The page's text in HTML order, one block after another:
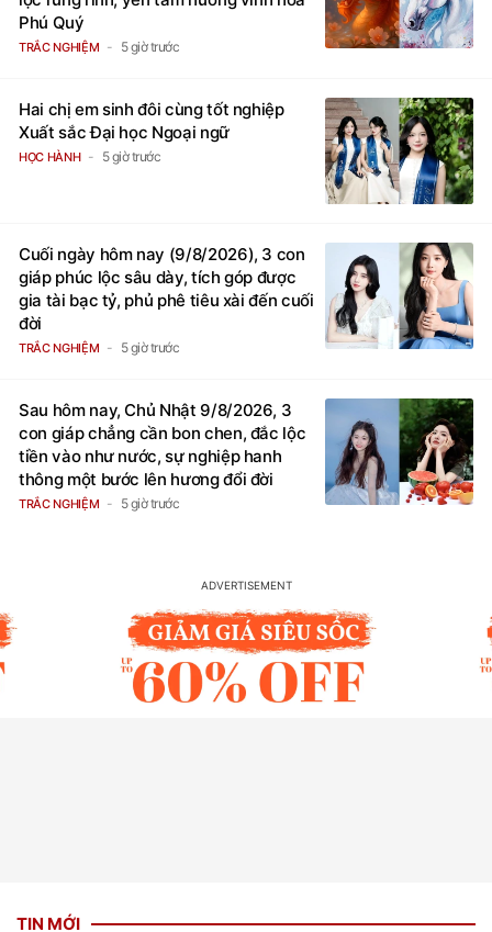
Phú Quý
TRẮC NGHIỆM 5 giờ trước
Hai chị em sinh đôi cùng tốt nghiệp
Xuất sắc Đại học Ngoại ngữ
HỌC HÀNH 5 giờ trước
Cuối ngày hôm nay (9/8/2026), 3 con
giáp phúc lộc sâu dày, tích góp được
gia tài bạc tỷ, phủ phê tiêu xài đến cuối
đời
TRẮC NGHIỆM 5 giờ trước
Sau hôm nay, Chủ Nhật 9/8/2026, 3
con giáp chẳng cần bon chen, đắc lộc
tiền vào như nước, sự nghiệp hanh
thông một bước lên hương đổi đời
TRẮC NGHIỆM 5 giờ trước
TIN MỚI